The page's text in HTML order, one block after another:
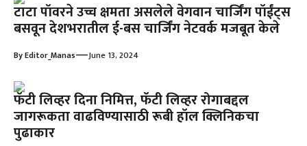
टाटा पॉवरने उच्च क्षमता असलेले वेगवान चार्जिंग पॉईंट्स
बसवून देशभरातील ई-बस चार्जिंग नेटवर्क मजबूत केले
ByEditor_Manas—June 13, 2024
फॅटी लिव्हर दिना निमित्त, फॅटी लिव्हर रोगाबद्दल
जागरूकता वाढविण्यासाठी रूबी हॉल क्लिनिकचा
पुढाकार